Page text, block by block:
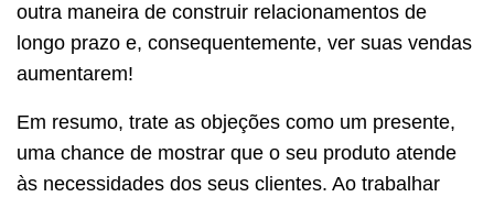
outra maneira de construir relacionamentos de
longo prazo e, consequentemente, ver suas vendas
aumentarem!
Em resumo, trate as objeções como um presente,
uma chance de mostrar que o seu produto atende
às necessidades dos seus clientes. Ao trabalhar